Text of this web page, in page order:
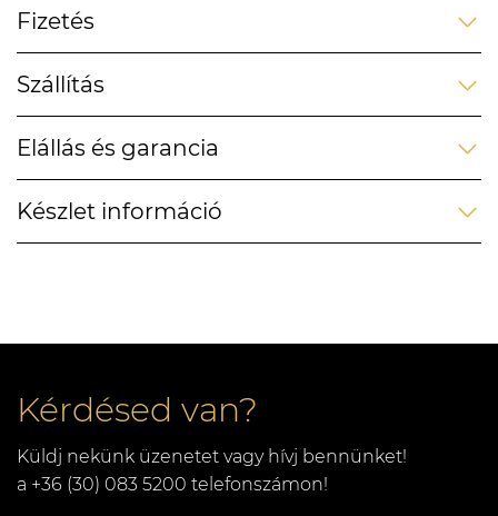
Fizetés
Szállítás
Elállás és garancia
Készlet információ
Kérdésed van?
Küldj nekünk üzenetet vagy hívj bennünket!
a +36 (30) 083 5200 telefonszámon!